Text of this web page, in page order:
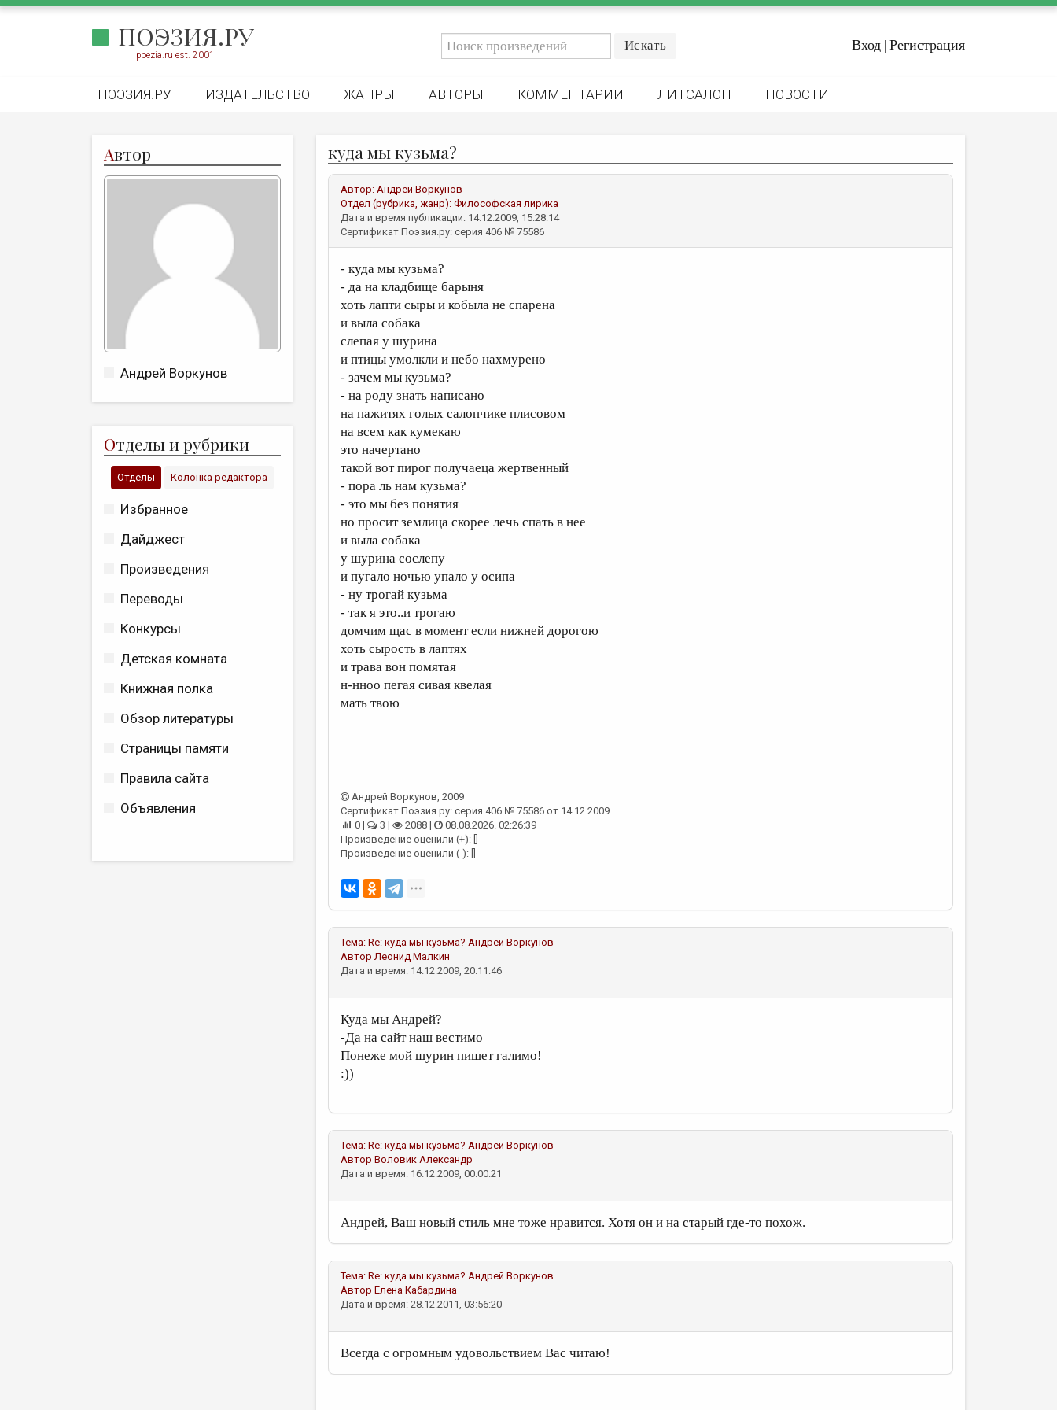
ПОЭЗИЯ.РУ
poezia.ru est. 2001
Вход | Регистрация
ПОЭЗИЯ.РУ ИЗДАТЕЛЬСТВО ЖАНРЫ АВТОРЫ КОММЕНТАРИИ ЛИТСАЛОН НОВОСТИ
Автор
Андрей Воркунов
Отделы и рубрики
Отделы Колонка редактора
Избранное
Дайджест
Произведения
Переводы
Конкурсы
Детская комната
Книжная полка
Обзор литературы
Страницы памяти
Правила сайта
Объявления
куда мы кузьма?
Автор: Андрей Воркунов
Отдел (рубрика, жанр): Философская лирика
Дата и время публикации: 14.12.2009, 15:28:14
Сертификат Поэзия.ру: серия 406 № 75586
- куда мы кузьма?
- да на кладбище барыня
хоть лапти сыры и кобыла не спарена
и выла собака
слепая у шурина
и птицы умолкли и небо нахмурено
- зачем мы кузьма?
- на роду знать написано
на пажитях голых салопчике плисовом
на всем как кумекаю
это начертано
такой вот пирог получаеца жертвенный
- пора ль нам кузьма?
- это мы без понятия
но просит землица скорее лечь спать в нее
и выла собака
у шурина сослепу
и пугало ночью упало у осипа
- ну трогай кузьма
- так я это..и трогаю
домчим щас в момент если нижней дорогою
хоть сырость в лаптях
и трава вон помятая
н-нноо пегая сивая квелая
мать твою
Андрей Воркунов, 2009
Сертификат Поэзия.ру: серия 406 № 75586 от 14.12.2009
0 |
3 | 2088 |
08.08.2026. 02:26:39
Произведение оценили (+): []
Произведение оценили (-): []
Тема: Re: куда мы кузьма? Андрей Воркунов
АвторЛеонид Малкин
Дата и время: 14.12.2009, 20:11:46
Куда мы Андрей?
-Да на сайт наш вестимо
Понеже мой шурин пишет галимо!
:))
Тема: Re: куда мы кузьма? Андрей Воркунов
Автор Воловик Александр
Дата и время: 16.12.2009, 00:00:21
Андрей, Ваш новый стиль мне тоже нравится. Хотя он и на старый где-то похож.
Тема: Re: куда мы кузьма? Андрей Воркунов
Автор Елена Кабардина
Дата и время: 28.12.2011, 03:56:20
Всегда с огромным удовольствием Вас читаю!